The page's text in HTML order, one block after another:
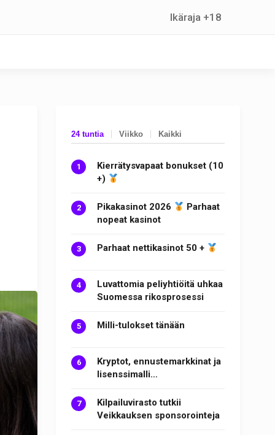
Ikäraja +18
24 tuntia Viikko Kaikki
Kierrätysvapaat bonukset (10
+)
Pikakasinot 2026
Parhaat
nopeat kasinot
Parhaat nettikasinot 50 +
Luvattomia peliyhtiöitä uhkaa
Suomessa rikosprosessi
Milli-tulokset tänään
Kryptot, ennustemarkkinat ja
lisenssimalli…
Kilpailuvirasto tutkii
Veikkauksen sponsorointeja